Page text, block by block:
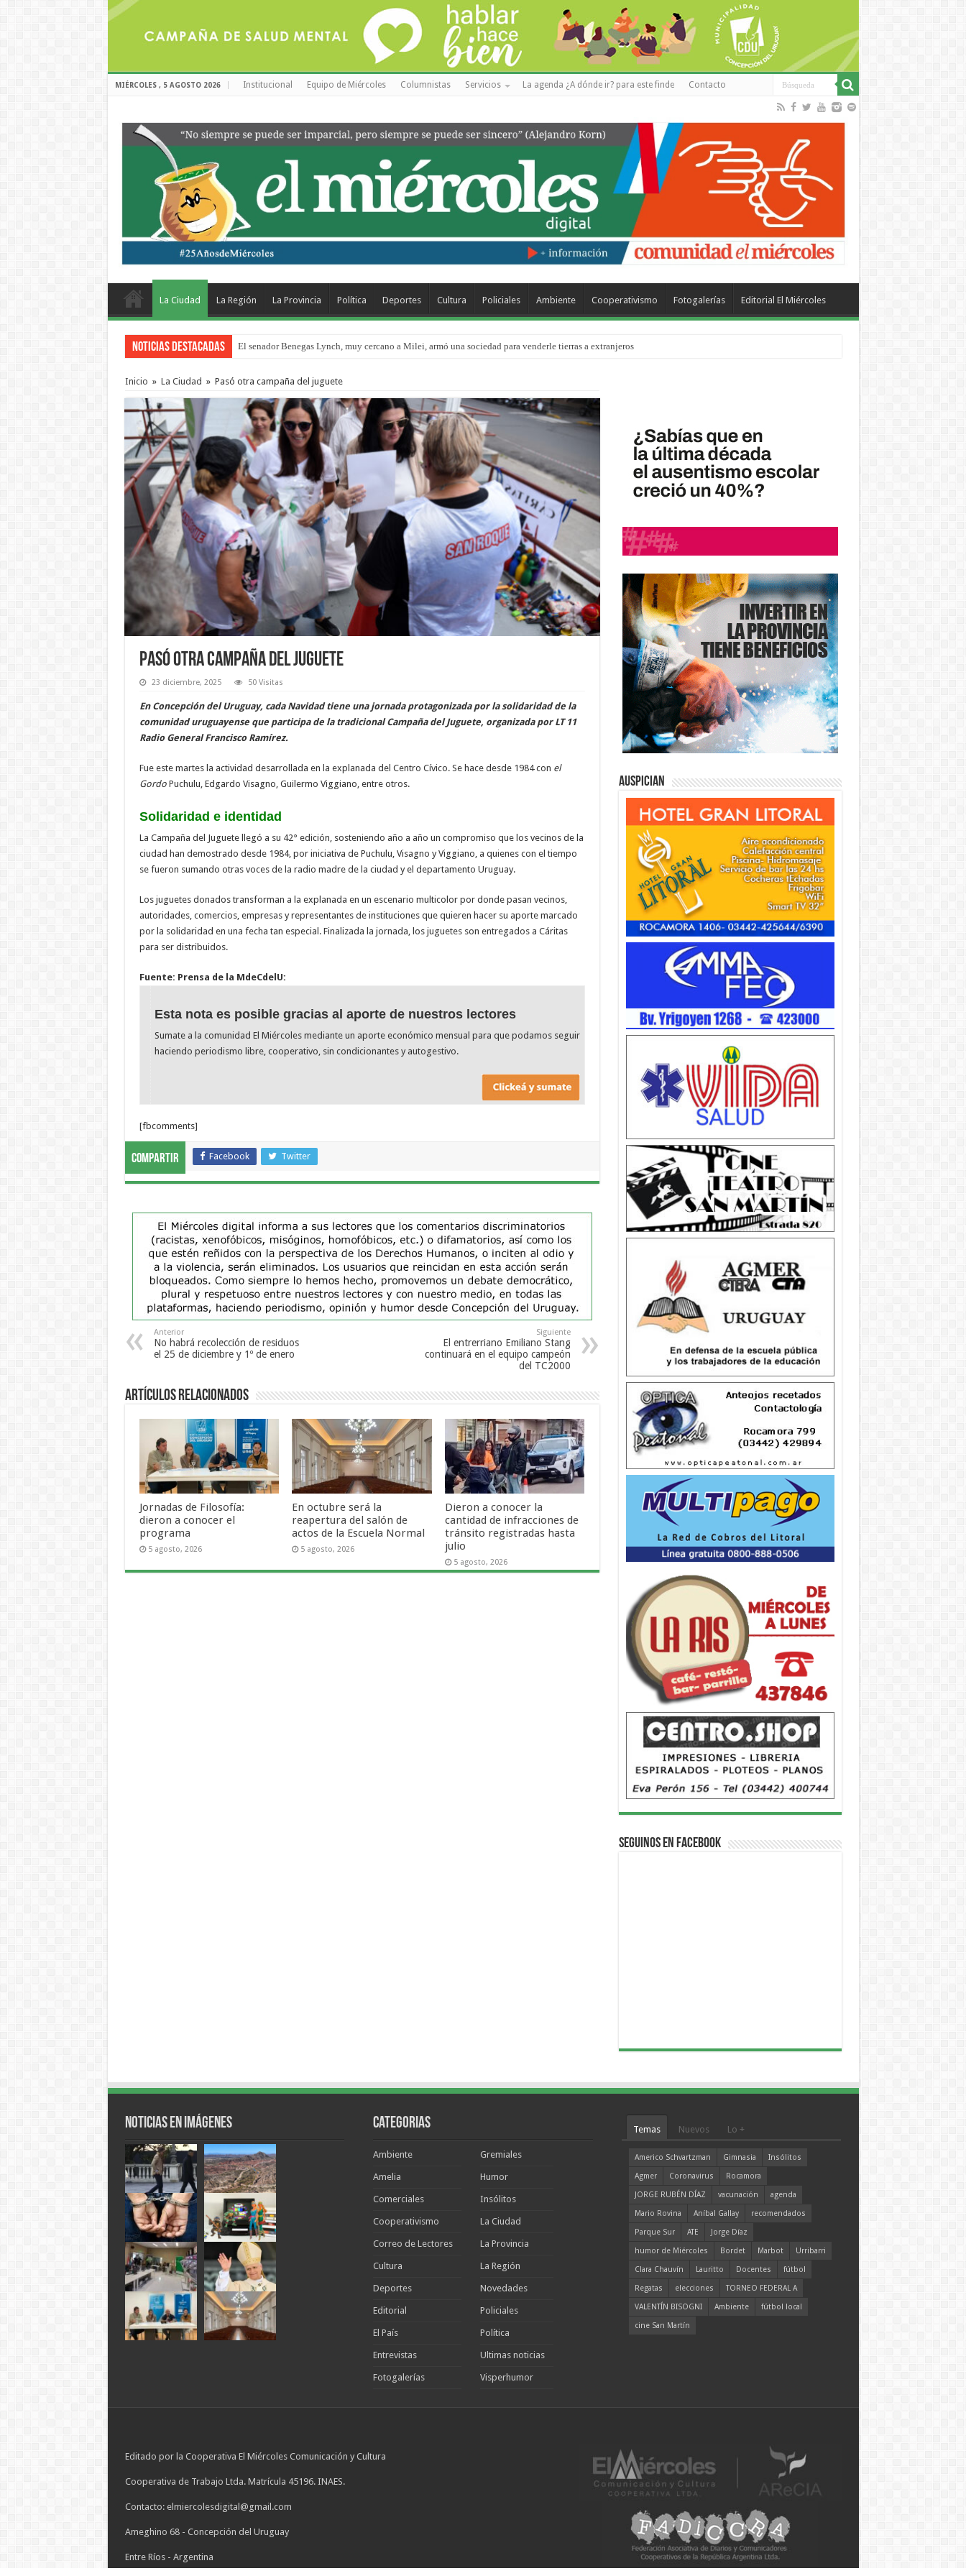
MIÉRCOLES , 5 AGOSTO 2026 Institucional Equipo de Miércoles Columnistas Servicios La agenda ¿A dónde ir? para este finde Contacto
La Ciudad La Región La Provincia Política Deportes Cultura Policiales Ambiente Cooperativismo Fotogalerías Editorial El Miércoles
Noticias Destacadas El senador Benegas Lynch, muy cercano a Milei, armó una sociedad para venderle tierras a extranjeros
El gobierno baja el capítulo de extranjerización de tierras
Inicio » La Ciudad » Pasó otra campaña del juguete
Pasó otra campaña del juguete
23 diciembre, 2025 50 Visitas
En Concepción del Uruguay, cada Navidad tiene una jornada protagonizada por la solidaridad de la
comunidad uruguayense que participa de la tradicional Campaña del Juguete, organizada por LT 11
Radio General Francisco Ramírez.
Fue este martes la actividad desarrollada en la explanada del Centro Cívico. Se hace desde 1984 con el
GordoPuchulu, Edgardo Visagno, Guilermo Viggiano, entre otros.
Solidaridad e identidad
La Campaña del Juguete llegó a su 42° edición, sosteniendo año a año un compromiso que los vecinos de la
ciudad han demostrado desde 1984, por iniciativa de Puchulu, Visagno y Viggiano, a quienes con el tiempo
se fueron sumando otras voces de la radio madre de la ciudad y el departamento Uruguay.
Los juguetes donados transforman a la explanada en un escenario multicolor por donde pasan vecinos,
autoridades, comercios, empresas y representantes de instituciones que quieren hacer su aporte marcado
por la solidaridad en una fecha tan especial. Finalizada la jornada, los juguetes son entregados a Cáritas
para ser distribuidos.
Fuente: Prensa de la MdeCdelU:
Esta nota es posible gracias al aporte de nuestros lectores
Sumate a la comunidad El Miércoles mediante un aporte económico mensual para que podamos seguir
haciendo periodismo libre, cooperativo, sin condicionantes y autogestivo.
[fbcomments]
Compartir Facebook Twitter
Anterior
No habrá recolección de residuos
el 25 de diciembre y 1º de enero
Siguiente
El entrerriano Emiliano Stang
continuará en el equipo campeón
del TC2000
Artículos Relacionados
Jornadas de Filosofía:
dieron a conocer el
programa
5 agosto, 2026
En octubre será la
reapertura del salón de
actos de la Escuela Normal
5 agosto, 2026
Dieron a conocer la
cantidad de infracciones de
tránsito registradas hasta
julio
5 agosto, 2026
Auspician
Seguinos en Facebook
Noticias en Imágenes Categorias
Ambiente
Amelia
Comerciales
Cooperativismo
Correo de Lectores
Cultura
Deportes
Editorial
El País
Entrevistas
Fotogalerías
Gremiales
Humor
Insólitos
La Ciudad
La Provincia
La Región
Novedades
Policiales
Política
Ultimas noticias
Visperhumor
Temas Nuevos Lo +
Americo Schvartzman Gimnasia
Insólitos
Agmer
Coronavirus
Rocamora
JORGE RUBÉN DÍAZ
vacunación
agenda
Mario Rovina
Aníbal Gallay
recomendados
Parque Sur
ATE
Jorge Díaz
humor de Miércoles
Bordet Marbot
Urribarri
Clara Chauvín
Lauritto Docentes
fútbol
Regatas
elecciones
TORNEO FEDERAL A
VALENTÍN BISOGNI
Ambiente
fútbol local
cine San Martín
Editado por la Cooperativa El Miércoles Comunicación y Cultura
Cooperativa de Trabajo Ltda. Matrícula 45196. INAES.
Contacto: elmiercolesdigital@gmail.com
Ameghino 68 - Concepción del Uruguay
Entre Ríos - Argentina